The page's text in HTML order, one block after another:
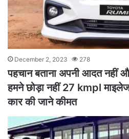
December 2, 2023 278
पहचान बताना अपनी आदत नहीं
हमने छोड़ा नहीं 27 kmpl
कार की जाने कीमत